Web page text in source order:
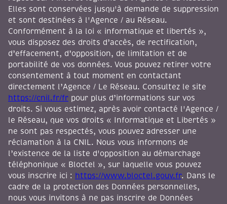
Elles sont conservées jusqu'à demande de suppression
et sont destinées à l'Agence / au Réseau.
Conformément à la loi « informatique et libertés »,
vous disposez des droits d’accès, de rectification,
d’effacement, d’opposition, de limitation et de
portabilité de vos données. Vous pouvez retirer votre
consentement à tout moment en contactant
directement l’Agence / Le Réseau. Consultez le site
https://cnil.fr/fr pour plus d’informations sur vos
droits. Si vous estimez, après avoir contacté l'Agence /
le Réseau, que vos droits « Informatique et Libertés »
ne sont pas respectés, vous pouvez adresser une
réclamation à la CNIL. Nous vous informons de
l’existence de la liste d'opposition au démarchage
téléphonique « Bloctel », sur laquelle vous pouvez
vous inscrire ici : https://www.bloctel.gouv.fr. Dans le
cadre de la protection des Données personnelles,
nous vous invitons à ne pas inscrire de Données